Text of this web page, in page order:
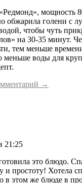
мощность
обжарила голени с
чтобы чуть
на 30-35 минут.
тем меньше
меньше воды для
→
21:25
это блюдо.
и простоту! Хотела
в этом же блюде в